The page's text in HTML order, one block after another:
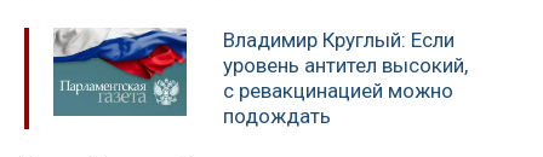
Владимир Круглый: Если
уровень антител высокий,
с ревакцинацией можно
подождать